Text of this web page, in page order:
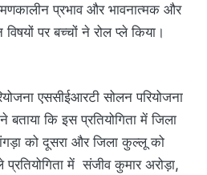
प्रभाव और भावनात्मक और
विषयों पर बच्चों ने रोल प्ले किया।
एससीईआरटी सोलन परियोजना
बताया कि इस प्रतियोगिता में जिला
को दूसरा और जिला कुल्लू को
प्रतियोगिता में संजीव कुमार अरोड़ा,